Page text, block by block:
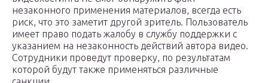
незаконного применения материалов, всегда есть
риск, что это заметит другой зритель. Пользователь
имеет право подать жалобу в службу поддержки с
указанием на незаконность действий автора видео.
Сотрудники проведут проверку, по результатам
которой будут также применяться различные